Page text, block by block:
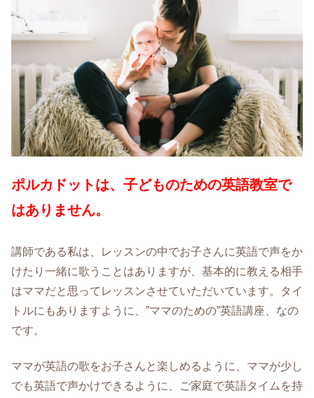
ポルカドットは、子どものための英語教室で
はありません。
講師である私は、レッスンの中でお子さんに英語で声をか
けたり一緒に歌うことはありますが、基本的に教える相手
はママだと思ってレッスンさせていただいています。タイ
トルにもありますように、”ママのための”英語講座、なの
です。
ママが英語の歌をお子さんと楽しめるように、ママが少し
でも英語で声かけできるように、ご家庭で英語タイムを持